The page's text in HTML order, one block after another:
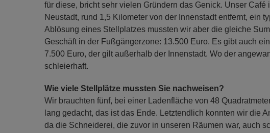
für diese, bricht sehr vielen Gründern das Genick. Unser Café
Neustadt, rund 1,5 Kilometer von der Innenstadt entfernt, ein
Ablösung eines Stellplatzes mussten wir aber die gleiche
Geschäft in der Fußgängerzone: 13.500 Euro. Es gibt auch
7.500 Euro, der gilt außerhalb der Innenstadt. Wo der
schleierhaft.
Wie viele Stellplätze mussten Sie nachweisen?
Wir brauchten fünf, bei einer Ladenfläche von 48
lang gedacht, das ist das Ende. Letztendlich konnten wir die
da die Schneiderei, die zuvor in unseren Räumen war, auch